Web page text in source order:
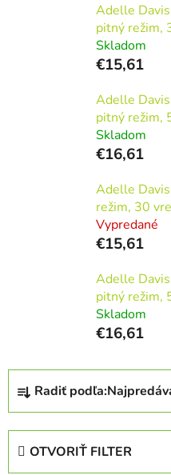
Adelle
pitný režim,
Skladom
€15,61
Adelle
pitný režim,
Skladom
€16,61
Adelle
režim, 30
Vypredané
€15,61
Adelle
pitný režim,
Skladom
€16,61
R
d
Radiť podľa:
OTVORIŤ FILTER